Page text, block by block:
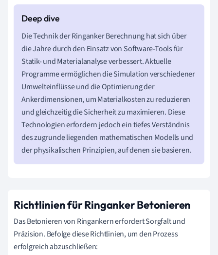
Die Technik der Ringanker Berechnung hat sich über
die Jahre durch den Einsatz von Software-Tools für
Statik- und Materialanalyse verbessert. Aktuelle
Programme ermöglichen die Simulation verschiedener
Umwelteinflüsse und die Optimierung der
Ankerdimensionen, um Materialkosten zu reduzieren
und gleichzeitig die Sicherheit zu maximieren. Diese
Technologien erfordern jedoch ein tiefes Verständnis
des zugrunde liegenden mathematischen Modells und
der physikalischen Prinzipien, auf denen sie basieren.
Richtlinien für Ringanker Betonieren
Das Betonieren von Ringankern erfordert Sorgfalt und
Präzision. Befolge diese Richtlinien, um den Prozess
erfolgreich abzuschließen: